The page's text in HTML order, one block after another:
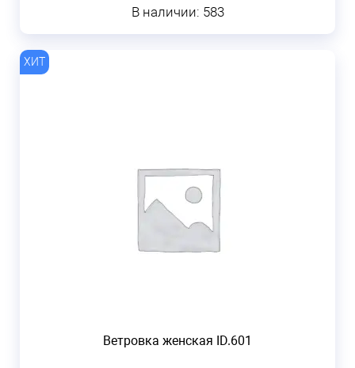
В наличии: 583
Ветровка женская ID.601